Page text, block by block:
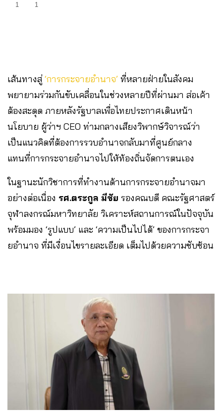
1 1
เส้นทางสู่ ‘การกระจายอำนาจ’ ที่หลายฝ่ายในสังคม
พยายามร่วมกันขับเคลื่อนในช่วงหลายปีที่ผ่านมา ส่อเค้า
ต้องสะดุด ภายหลังรัฐบาลเพื่อไทยประกาศเดินหน้า
นโยบาย ผู้ว่าฯ CEO ท่ามกลางเสียงวิพากษ์วิจารณ์ว่า
เป็นแนวคิดที่ต้องการรวบอำนาจกลับมาที่ศูนย์กลาง
แทนที่การกระจายอำนาจไปให้ท้องถิ่นจัดการตนเอง
ในฐานะนักวิชาการที่ทำงานด้านการกระจายอำนาจมา
อย่างต่อเนื่อง รศ.ตระกูล มีชัย รองคณบดี คณะรัฐศาสตร์
จุฬาลงกรณ์มหาวิทยาลัย วิเคราะห์สถานการณ์ในปัจจุบัน
พร้อมมอง ‘รูปแบบ’ และ ‘ความเป็นไปได้’ ของการกระจา
ยอำนาจ ที่มีเงื่อนไขรายละเอียด เต็มไปด้วยความซับซ้อน